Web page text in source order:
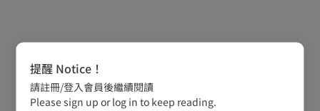
提醒 Notice！
請註冊/登入會員後繼續閱讀
Please sign up or log in to keep reading.